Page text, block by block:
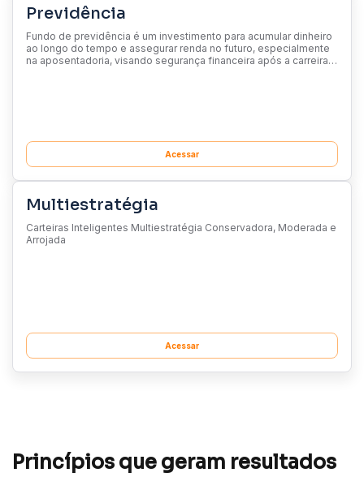
Previdência
Fundo de previdência é um investimento para acumular dinheiro
ao longo do tempo e assegurar renda no futuro, especialmente
na aposentadoria, visando segurança financeira após a carreira
Acessar
Multiestratégia
Carteiras Inteligentes Multiestratégia Conservadora, Moderada e
Arrojada
Acessar
Princípios que geram resultados